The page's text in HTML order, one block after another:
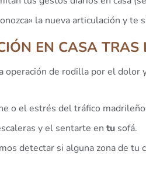
la nueva articulación y te
EN CASA TRAS
operación de rodilla por el
o el estrés del tráfico
y el sentarte en tu sofá.
detectar si alguna zona de tu